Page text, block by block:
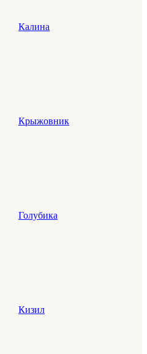
Калина
Крыжовник
Голубика
Кизил